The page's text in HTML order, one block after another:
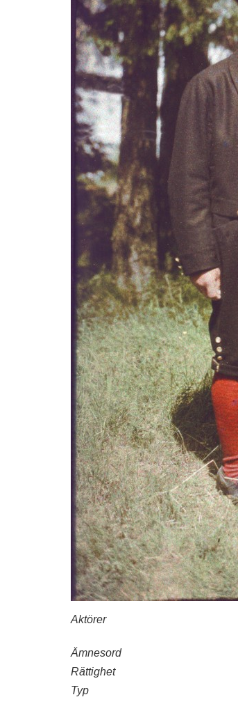
Aktörer
Ämnesord
Rättighet
Typ